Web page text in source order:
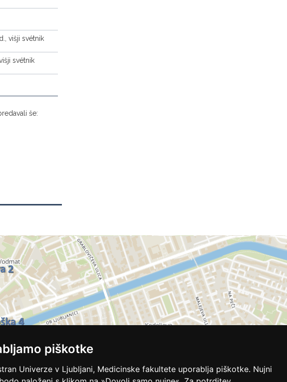
piškotke
Univerze v Ljubljani, Medicinske fakultete uporablja piškotke. Nujni
višji svétnik
svétnik
še: